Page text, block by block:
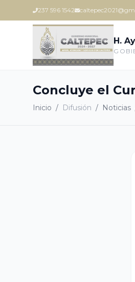
237 596 1542
H.
Concluye el
Inicio / Difusión / Noticias